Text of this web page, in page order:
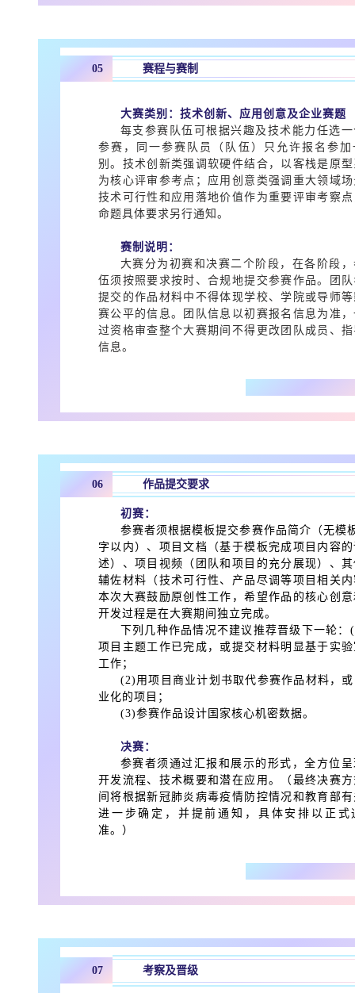
05 赛程与赛制
大赛类别：技术创新、应用创意及企业赛题
每支参赛队伍可根据兴趣及技术能力任选
参赛，同一参赛队员（队伍）只允许报名参加
别。技术创新类强调软硬件结合，以客栈是原
为核心评审参考点；应用创意类强调重大领域
技术可行性和应用落地价值作为重要评审考察
命题具体要求另行通知。
赛制说明：
大赛分为初赛和决赛二个阶段，在各阶段
伍须按照要求按时、合规地提交参赛作品。团
提交的作品材料中不得体现学校、学院或导师
赛公平的信息。团队信息以初赛报名信息为准
过资格审查整个大赛期间不得更改团队成员、
信息。
06 作品提交要求
初赛：
参赛者须根据模板提交参赛作品简介（无模
字以内）、项目文档（基于模板完成项目内容
述）、项目视频（团队和项目的充分展现）、
辅佐材料（技术可行性、产品尽调等项目相关
本次大赛鼓励原创性工作，希望作品的核心创
开发过程是在大赛期间独立完成。
下列几种作品情况不建议推荐晋级下一轮：
项目主题工作已完成，或提交材料明显基于实
工作；
(2)用项目商业计划书取代参赛作品材料，
业化的项目；
(3)参赛作品设计国家核心机密数据。
决赛：
参赛者须通过汇报和展示的形式，全方位
开发流程、技术概要和潜在应用。（最终决赛
间将根据新冠肺炎病毒疫情防控情况和教育部
进一步确定，并提前通知，具体安排以正式
准。）
07 考察及晋级